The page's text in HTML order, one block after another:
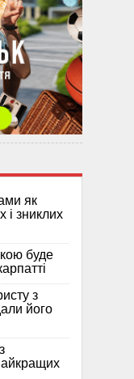
як
і зниклих
буде
з
його